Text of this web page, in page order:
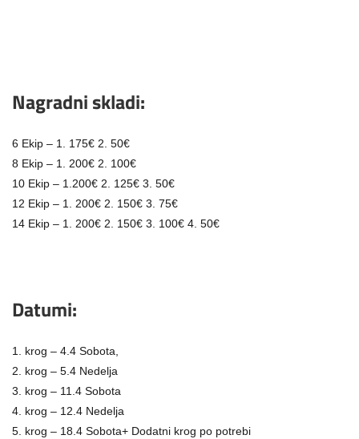
Nagradni skladi:
6 Ekip – 1. 175€ 2. 50€
8 Ekip – 1. 200€ 2. 100€
10 Ekip – 1.200€ 2. 125€ 3. 50€
12 Ekip – 1. 200€ 2. 150€ 3. 75€
14 Ekip – 1. 200€ 2. 150€ 3. 100€ 4. 50€
Datumi:
1. krog – 4.4 Sobota,
2. krog – 5.4 Nedelja
3. krog – 11.4 Sobota
4. krog – 12.4 Nedelja
5. krog – 18.4 Sobota+ Dodatni krog po potrebi